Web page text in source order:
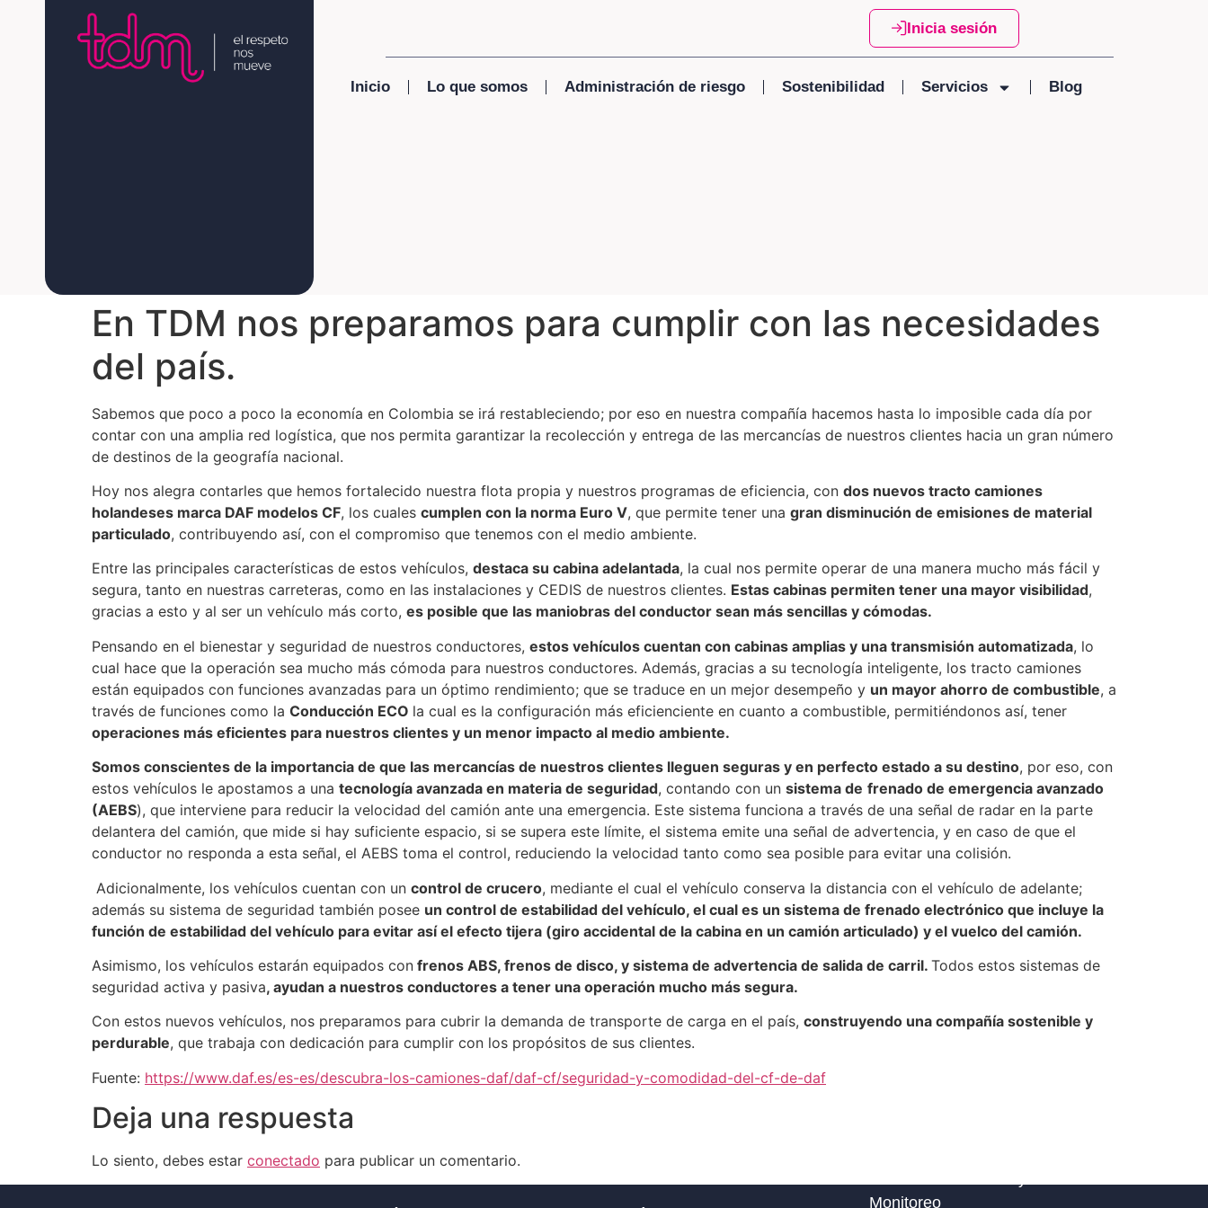
Inicia sesión
Inicio Lo que somos Administración de riesgo Sostenibilidad Servicios Blog
En TDM nos preparamos para cumplir con las necesidades
del país.
Sabemos que poco a poco la economía en Colombia se irá restableciendo; por eso en nuestra compañía hacemos hasta lo imposible cada día por
contar con una amplia red logística, que nos permita garantizar la recolección y entrega de las mercancías de nuestros clientes hacia un gran número
de destinos de la geografía nacional.
Hoy nos alegra contarles que hemos fortalecido nuestra flota propia y nuestros programas de eficiencia, con dos nuevos tracto camiones
holandeses marca DAF modelos CF, los cuales cumplen con la norma Euro V, que permite tener una gran disminución de emisiones de material
particulado, contribuyendo así, con el compromiso que tenemos con el medio ambiente.
Entre las principales características de estos vehículos, destaca su cabina adelantada, la cual nos permite operar de una manera mucho más fácil y
segura, tanto en nuestras carreteras, como en las instalaciones y CEDIS de nuestros clientes. Estas cabinas permiten tener una mayor visibilidad,
gracias a esto y al ser un vehículo más corto, es posible que las maniobras del conductor sean más sencillas y cómodas.
Pensando en el bienestar y seguridad de nuestros conductores, estos vehículos cuentan con cabinas amplias y una transmisión automatizada, lo
cual hace que la operación sea mucho más cómoda para nuestros conductores. Además, gracias a su tecnología inteligente, los tracto camiones
están equipados con funciones avanzadas para un óptimo rendimiento; que se traduce en un mejor desempeño y un mayor ahorro de combustible, a
través de funciones como la Conducción ECO la cual es la configuración más eficienciente en cuanto a combustible, permitiéndonos así, tener
operaciones más eficientes para nuestros clientes y un menor impacto al medio ambiente.
Somos conscientes de la importancia de que las mercancías de nuestros clientes lleguen seguras y en perfecto estado a su destino, por eso, con
estos vehículos le apostamos a una tecnología avanzada en materia de seguridad, contando con un sistema de frenado de emergencia avanzado
(AEBS), que interviene para reducir la velocidad del camión ante una emergencia. Este sistema funciona a través de una señal de radar en la parte
delantera del camión, que mide si hay suficiente espacio, si se supera este límite, el sistema emite una señal de advertencia, y en caso de que el
conductor no responda a esta señal, el AEBS toma el control, reduciendo la velocidad tanto como sea posible para evitar una colisión.
Adicionalmente, los vehículos cuentan con un control de crucero, mediante el cual el vehículo conserva la distancia con el vehículo de adelante;
además su sistema de seguridad también posee un control de estabilidad del vehículo, el cual es un sistema de frenado electrónico que incluye la
función de estabilidad del vehículo para evitar así el efecto tijera (giro accidental de la cabina en un camión articulado) y el vuelco del camión.
Asimismo, los vehículos estarán equipados con frenos ABS, frenos de disco, y sistema de advertencia de salida de carril. Todos estos sistemas de
seguridad activa y pasiva, ayudan a nuestros conductores a tener una operación mucho más segura.
Con estos nuevos vehículos, nos preparamos para cubrir la demanda de transporte de carga en el país, construyendo una compañía sostenible y
perdurable, que trabaja con dedicación para cumplir con los propósitos de sus clientes.
Fuente: https://www.daf.es/es-es/descubra-los-camiones-daf/daf-cf/seguridad-y-comodidad-del-cf-de-daf
Deja una respuesta
Lo siento, debes estar conectado para publicar un comentario.
Monitoreo